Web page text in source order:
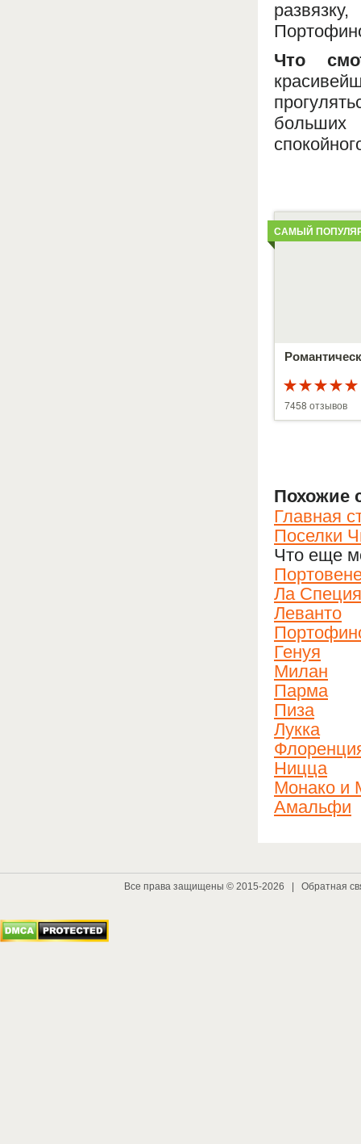
Что
больших
САМЫЙ
7458 отзывов
Детальнее
Похожие
Главная
Поселки
Что еще
Ла Специя
Леванто
Генуя
Милан
Парма
Пиза
Лукка
Ницца
Монако и
Амальфи
Все права защищены © 2015-2026 |Обратная